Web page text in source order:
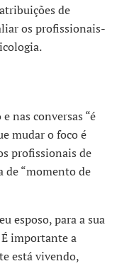
de
os profissionais-
nas conversas “é
mudar o foco é
profissionais de
de “momento de
esposo, para a sua
É importante a
está vivendo,